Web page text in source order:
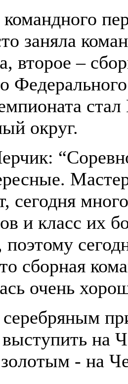
заняла
второе –
округ.
сегодня
и класс их
поэтому
сборная
очень
на
- на